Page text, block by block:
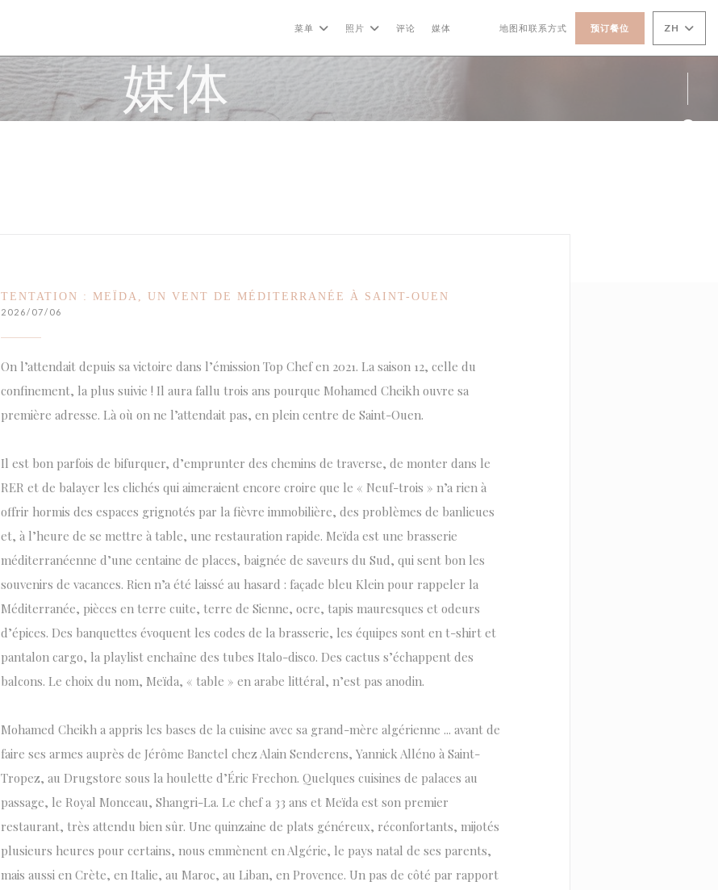
菜单 照片 评论 媒体
((在新窗口中打开))
((在新窗口中打开))
地图和联系方式 预订餐位 ZH
媒体
TENTATION : MEÏDA, UN VENT DE MÉDITERRANÉE À SAINT-OUEN
2026/07/06
On l’attendait depuis sa victoire dans l’émission Top Chef en 2021. La saison 12, celle du
confinement, la plus suivie ! Il aura fallu trois ans pourque Mohamed Cheikh ouvre sa
première adresse. Là où on ne l’attendait pas, en plein centre de Saint-Ouen.
Il est bon parfois de bifurquer, d’emprunter des chemins de traverse, de monter dans le
RER et de balayer les clichés qui aimeraient encore croire que le « Neuf-trois » n’a rien à
offrir hormis des espaces grignotés par la fièvre immobilière, des problèmes de banlieues
et, à l’heure de se mettre à table, une restauration rapide. Meïda est une brasserie
méditerranéenne d’une centaine de places, baignée de saveurs du Sud, qui sent bon les
souvenirs de vacances. Rien n’a été laissé au hasard : façade bleu Klein pour rappeler la
Méditerranée, pièces en terre cuite, terre de Sienne, ocre, tapis mauresques et odeurs
d’épices. Des banquettes évoquent les codes de la brasserie, les équipes sont en t-shirt et
pantalon cargo, la playlist enchaîne des tubes Italo-disco. Des cactus s’échappent des
balcons. Le choix du nom, Meïda, « table » en arabe littéral, n’est pas anodin.
Mohamed Cheikh a appris les bases de la cuisine avec sa grand-mère algérienne ... avant de
faire ses armes auprès de Jérôme Banctel chez Alain Senderens, Yannick Alléno à Saint-
Tropez, au Drugstore sous la houlette d’Éric Frechon. Quelques cuisines de palaces au
passage, le Royal Monceau, Shangri-La. Le chef a 33 ans et Meïda est son premier
restaurant, très attendu bien sûr. Une quinzaine de plats généreux, réconfortants, mijotés
plusieurs heures pour certains, nous emmènent en Algérie, le pays natal de ses parents,
mais aussi en Crète, en Italie, au Maroc, au Liban, en Provence. Un pas de côté par rapport